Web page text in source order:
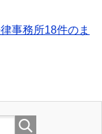
事務所18件のま